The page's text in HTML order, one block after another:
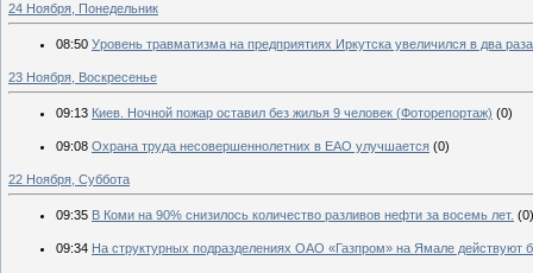
24 Ноября, Понедельник
08:50 Уровень травматизма на предприятиях Иркутска увеличился в два раза
23 Ноября, Воскресенье
09:13 Киев. Ночной пожар оставил без жилья 9 человек (Фоторепортаж) (0)
09:08 Охрана труда несовершеннолетних в ЕАО улучшается (0)
22 Ноября, Суббота
09:35 В Коми на 90% снизилось количество разливов нефти за восемь лет. (0)
09:34 На структурных подразделениях ОАО «Газпром» на Ямале действуют